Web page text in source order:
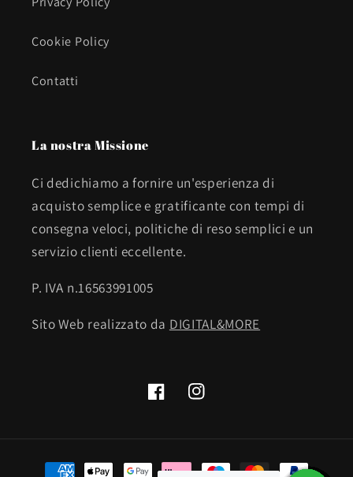
Cookie Policy
Contatti
La nostra Missione
Ci dedichiamo a fornire un'esperienza di
acquisto semplice e gratificante con tempi di
consegna veloci, politiche di reso semplici e un
servizio clienti eccellente.
P. IVA n.16563991005
Sito Web realizzato da DIGITAL&MORE
FacebookInstagram
Metodi